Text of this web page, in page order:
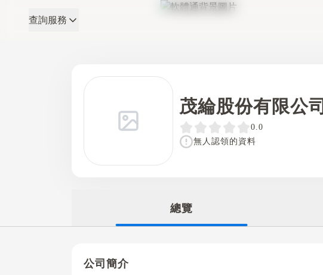
軟體通
查詢服務
茂綸股份有限公司
0.0
無人認領的資料
總覽
公司簡介